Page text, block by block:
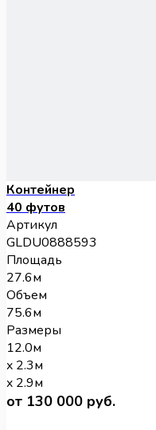
Контейнер
40 футов
Артикул
GLDU0888593
Площадь
27.6м
Объем
75.6м
Размеры
12.0м
x 2.3м
x 2.9м
от 130 000 руб.